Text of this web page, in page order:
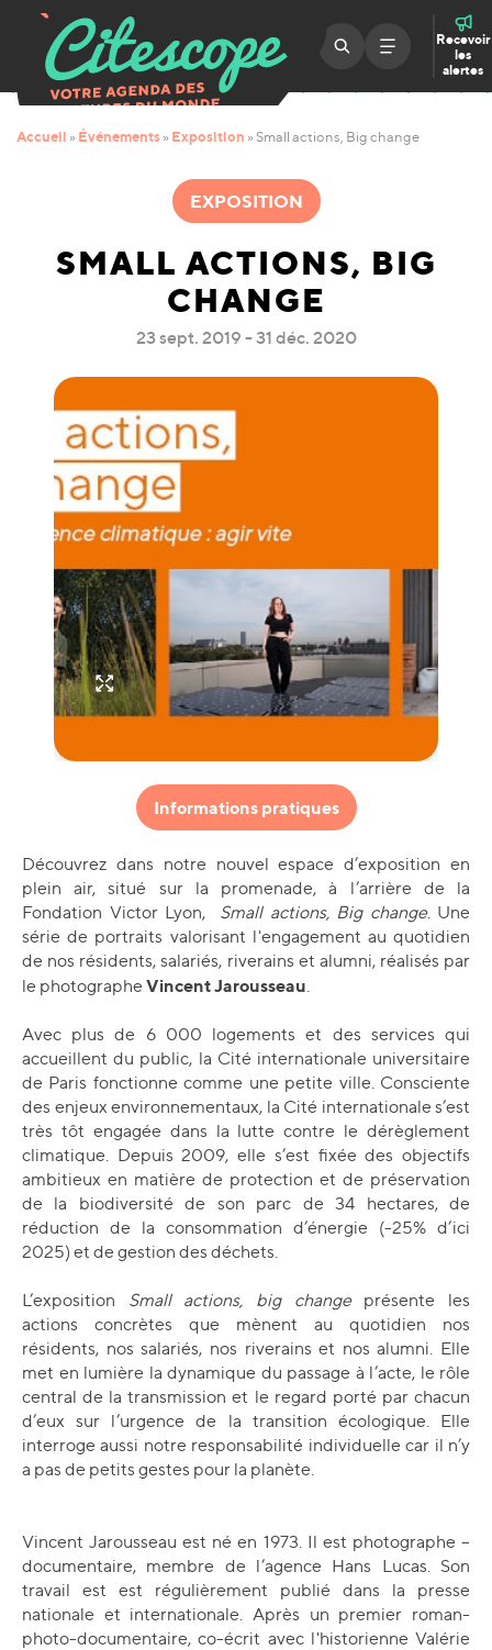
Recevoir
les
alertes
Accueil » Événements » Exposition » Small actions, Big change
EXPOSITION
SMALL ACTIONS, BIG
CHANGE
23 sept. 2019 - 31 déc. 2020
Informations pratiques
Découvrez dans notre nouvel espace d’exposition en
plein air, situé sur la promenade, à l’arrière de la
Fondation Victor Lyon, Small actions, Big change. Une
série de portraits valorisant l'engagement au quotidien
de nos résidents, salariés, riverains et alumni, réalisés par
le photographe Vincent Jarousseau.
Avec plus de 6 000 logements et des services qui
accueillent du public, la Cité internationale universitaire
de Paris fonctionne comme une petite ville. Consciente
des enjeux environnementaux, la Cité internationale s’est
très tôt engagée dans la lutte contre le dérèglement
climatique. Depuis 2009, elle s’est fixée des objectifs
ambitieux en matière de protection et de préservation
de la biodiversité de son parc de 34 hectares, de
réduction de la consommation d’énergie (-25% d’ici
2025) et de gestion des déchets.
L’exposition Small actions, big changeprésente les
actions concrètes que mènent au quotidien nos
résidents, nos salariés, nos riverains et nos alumni. Elle
met en lumière la dynamique du passage à l’acte, le rôle
central de la transmission et le regard porté par chacun
d’eux sur l’urgence de la transition écologique. Elle
interroge aussi notre responsabilité individuelle car il n’y
a pas de petits gestes pour la planète.
Vincent Jarousseau est né en 1973. Il est photographe –
documentaire, membre de l’agence Hans Lucas. Son
travail est est régulièrement publié dans la presse
nationale et internationale. Après un premier roman-
photo-documentaire, co-écrit avec l'historienne Valérie